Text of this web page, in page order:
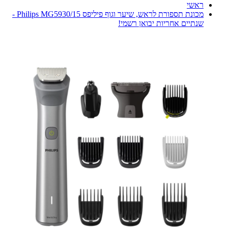
ראשי
מכונת תספורת לראש, שיער וגוף פיליפס Philips MG5930/15 -
שנתיים אחריות יבואן רשמי!